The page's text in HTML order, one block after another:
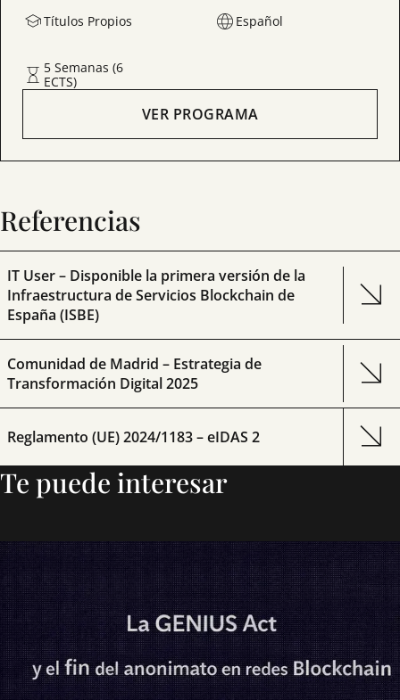
Títulos Propios Español
5 Semanas (6
ECTS)
VER PROGRAMA
Referencias
IT User – Disponible la primera versión de la
Infraestructura de Servicios Blockchain de
España (ISBE)
Comunidad de Madrid – Estrategia de
Transformación Digital 2025
Reglamento (UE) 2024/1183 – eIDAS 2
Te puede interesar